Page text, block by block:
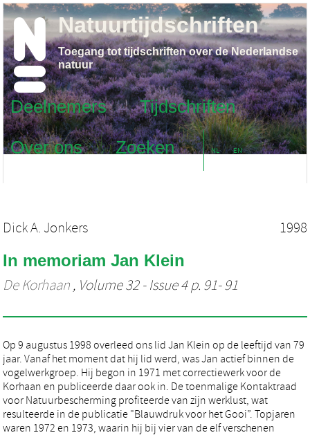
Deelnemers
Tijdschriften
Over ons
Zoeken NL EN
Natuurtijdschriften
Toegang tot tijdschriften over de Nederlandse
natuur
Dick A. Jonkers 1998
In memoriam Jan Klein
De Korhaan , Volume 32 - Issue 4 p. 91- 91
Op 9 augustus 1998 overleed ons lid Jan Klein op de leeftijd van 79
jaar. Vanaf het moment dat hij lid werd, was Jan actief binnen de
vogelwerkgroep. Hij begon in 1971 met correctiewerk voor de
Korhaan en publiceerde daar ook in. De toenmalige Kontaktraad
voor Natuurbescherming profiteerde van zijn werklust, wat
resulteerde in de publicatie "Blauwdruk voor het Gooi”. Topjaren
waren 1972 en 1973, waarin hij bij vier van de elf verschenen